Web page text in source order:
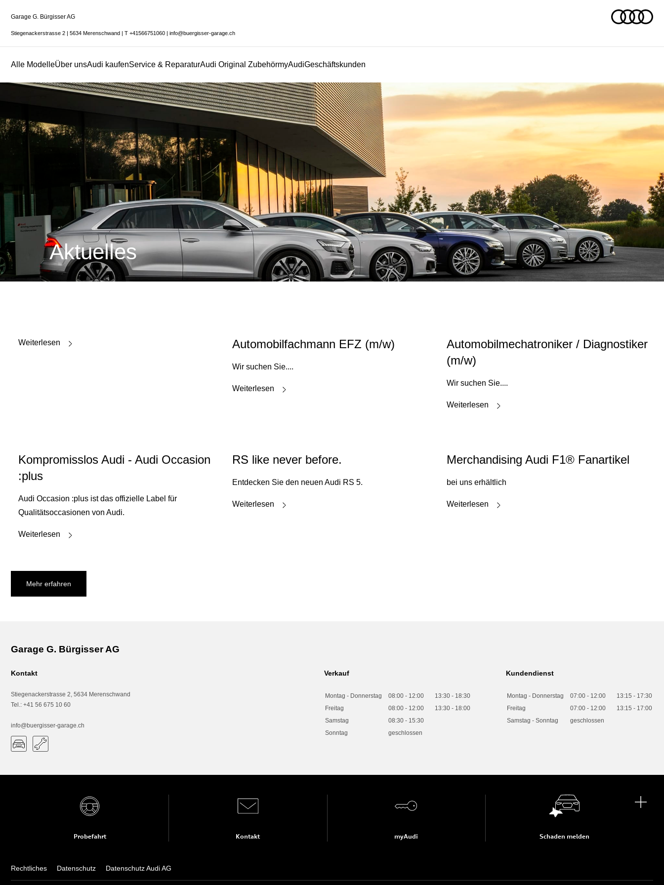
Garage G. Bürgisser AG
Stiegenackerstrasse 2 | 5634 Merenschwand | T +41566751060 | info@buergisser-garage.ch
Alle ModelleÜber unsAudi kaufenService & ReparaturAudi Original ZubehörmyAudiGeschäftskunden
Aktuelles
Weiterlesen Automobilfachmann EFZ (m/w)
Wir suchen Sie....
Weiterlesen
Automobilmechatroniker / Diagnostiker
(m/w)
Wir suchen Sie....
Weiterlesen
Kompromisslos Audi - Audi Occasion
:plus
Audi Occasion :plus ist das offizielle Label für
Qualitätsoccasionen von Audi.
Weiterlesen
RS like never before.
Entdecken Sie den neuen Audi RS 5.
Weiterlesen
Merchandising Audi F1® Fanartikel
bei uns erhältlich
Weiterlesen
Mehr erfahren
Kontakt
Stiegenackerstrasse 2, 5634 Merenschwand
Tel.: +41 56 675 10 60
info@buergisser-garage.ch
Verkauf
Montag - Donnerstag 08:00 - 12:00 13:30 - 18:30
Freitag
08:00 - 12:00 13:30 - 18:00
Samstag
08:30 - 15:30
Sonntag
geschlossen
Kundendienst
Montag - Donnerstag 07:00 - 12:00 13:15 - 17:30
Freitag
07:00 - 12:00 13:15 - 17:00
Samstag - Sonntag
geschlossen
Probefahrt Kontakt myAudi Schaden melden
Rechtliches Datenschutz Datenschutz Audi AG